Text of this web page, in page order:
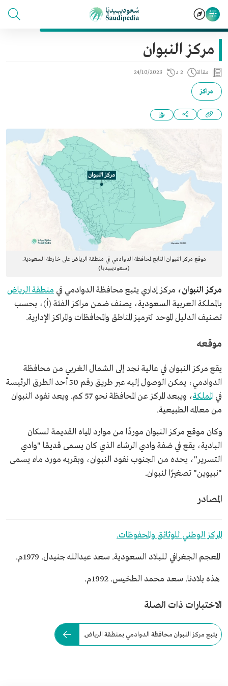
مركز النبوان
مقالة 2 د 24/10/2023
مراكز
موقع مركز النبوان التابع لمحافظة الدوادمي في منطقة الرياض على خارطة السعودية.
(سعوديبيديا)
مركز النبوان، مركز إداري يتبع محافظة الدوادمي في منطقة الرياض
بالمملكة العربية السعودية، يصنف ضمن مراكز الفئة (أ)، بحسب
تصنيف الدليل الموحد لترميز المناطق والمحافظات والمراكز الإدارية.
موقعه
يقع مركز النبوان في عالية نجد إلى الشمال الغربي من محافظة
الدوادمي، يمكن الوصول إليه عبر طريق رقم 50 أحد الطرق الرئيسة
في المملكة
، ويبعد المركز عن المحافظة نحو 57 كم. ويعد نفود النبوان
من معالمه الطبيعية.
وكان موقع مركز النبوان موردًا من موارد المياه القديمة لسكان
البادية، يقع في ضفة وادي الرشاء الذي كان يسمى قديمًا "وادي
التسرير"، يحده من الجنوب نفود النبوان، وبقربه مورد ماء يسمى
"نبيوين" تصغيرًا لنبوان.
المصادر
المركز الوطني للوثائق والمحفوظات.
المعجم الجغرافي للبلاد السعودية. سعد عبدالله جنيدل. 1979م.
هذه بلادنا. سعد محمد الطخيس. 1992م.
الاختبارات ذات الصلة
يتبع مركز النبوان محافظة الدوادمي بمنطقة الرياض.